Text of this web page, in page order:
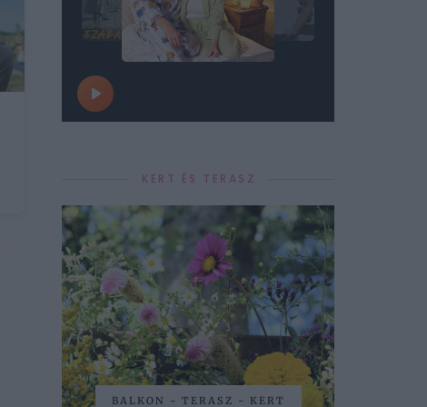
KERT ÉS TERASZ
BALKON - TERASZ - KERT